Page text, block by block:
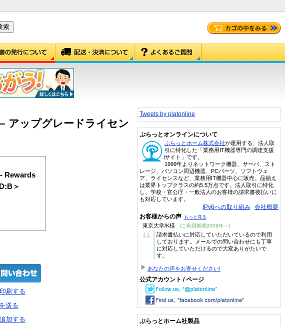
アップグレードライセン
Rewards
＞
刷する
送る
加する
Tweets by platonline
ぷらっとオンラインについて
ぷらっとホーム株式会社が運用する、法人取
引に特化した「業務用IT機器専門の調達支援
サイト」です。
1999年よりネットワーク機器、サーバ、スト
レージ、パソコン周辺機器、PCパーツ、ソフトウェ
ア、ライセンスなど、業務用IT機器中心に販売。品揃え
は業界トップクラスの約5.5万点です。法人取引に特化
し、学校・官公庁・一般法人のお客様の請求書後払いに
も対応しています。
IPv6への取り組み 会社概要
お客様からの声 もっと見る
東京大学/K様 (ご利用期間2009年～)
“
請求書払いに対応していただいているので利用
しております。メールでの問い合わせにも丁寧
に対応していただけるので大変ありがたいで
す。
あなたの声をお寄せください!
公式アカウント / ページ
ぷらっとホーム社製品